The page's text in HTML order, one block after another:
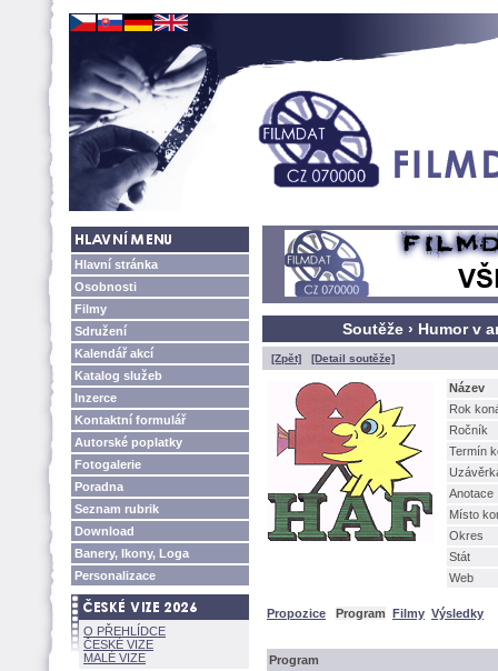
Hlavní stránka
Osobnosti
Filmy
Sdružení
Kalendář akcí
Katalog služeb
Inzerce
Kontaktní formulář
Autorské poplatky
Fotogalerie
Poradna
Seznam rubrik
Download
Banery, Ikony, Loga
Personalizace
O PŘEHLÍDCE
ČESKÉ VIZE
MALÉ VIZE
Soutěže › Humor v
[Zpět] [Detail soutěže]
Název
Rok
Ročník
Termín
Anotace
Místo
Okres
Stát
Web
Propozice Program Filmy Výsledky
Program